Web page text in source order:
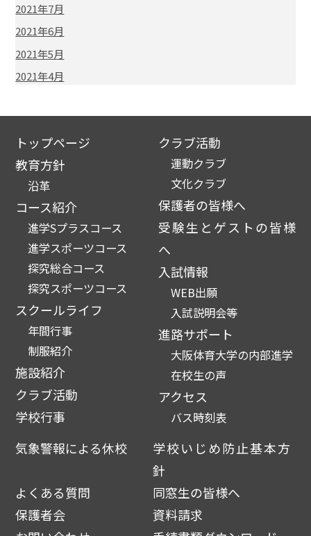
2021年7月
2021年6月
2021年5月
2021年4月
トップページ
教育方針
沿革
コース紹介
進学Sプラスコース
進学スポーツコース
探究総合コース
探究スポーツコース
スクールライフ
年間行事
制服紹介
施設紹介
クラブ活動
学校行事
クラブ活動
運動クラブ
文化クラブ
保護者の皆様へ
受験生とゲストの皆様
へ
入試情報
WEB出願
入試説明会等
進路サポート
大阪体育大学の内部進学
在校生の声
アクセス
バス時刻表
気象警報による休校
学校いじめ防止基本方
針
よくある質問
同窓生の皆様へ
保護者会
資料請求